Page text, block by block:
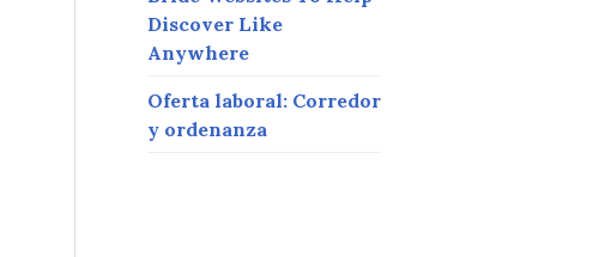
Discover Like
Anywhere
Oferta laboral: Corredor
y ordenanza